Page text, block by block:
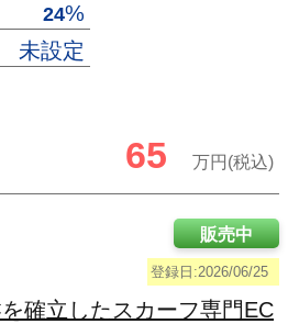
24%
未設定
65 万円(税込)
登録日:2026/06/25
販売中
確立したスカーフ専門EC